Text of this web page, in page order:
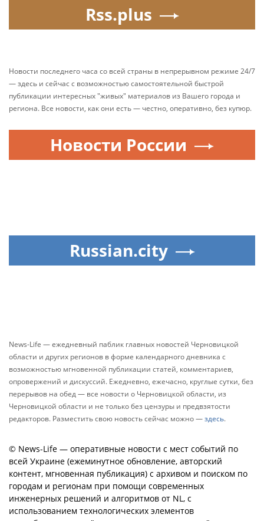
Rss.plus
Новости последнего часа со всей страны в непрерывном режиме 24/7
— здесь и сейчас с возможностью самостоятельной быстрой
публикации интересных "живых" материалов из Вашего города и
региона. Все новости, как они есть — честно, оперативно, без купюр.
Новости России
Russian.city
News-Life — ежедневный паблик главных новостей Черновицкой
области и других регионов в форме календарного дневника с
возможностью мгновенной публикации статей, комментариев,
опровержений и дискуссий. Ежедневно, ежечасно, круглые сутки, без
перерывов на обед — все новости о Черновицкой области, из
Черновицкой области и не только без цензуры и предвзятости
редакторов. Разместить свою новость сейчас можно —здесь.
© News-Life — оперативные новости с мест событий по
всей Украине (ежеминутное обновление, авторский
контент, мгновенная публикация) с архивом и поиском по
городам и регионам при помощи современных
инженерных решений и алгоритмов от NL, с
использованием технологических элементов